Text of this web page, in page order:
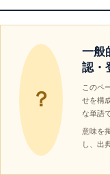
？
一般
認・
このペ
せを構
な単語
意味を
し、出